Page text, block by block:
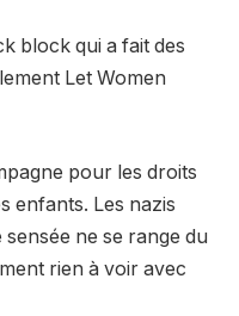
block qui a fait des
Let Women
pour les droits
enfants. Les nazis
ne se range du
rien à voir avec